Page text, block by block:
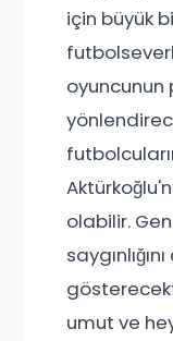
için büyük
oyuncunun
olabilir.
umut ve